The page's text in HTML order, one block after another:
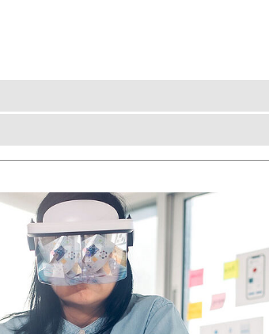
Wirtschaftsinformatik ist ein erster
Masterstudium.